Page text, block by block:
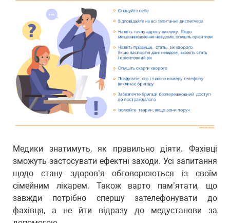
Медики знатимуть, як правильно діяти. Фахівці
зможуть застосувати ефектні заходи. Усі запитання
щодо стану здоров’я обговорюються із своїм
сімейним лікарем. Також варто пам’ятати, що
завжди потрібно спершу зателефонувати до
фахівця, а не йти відразу до медустанови за